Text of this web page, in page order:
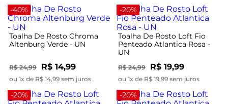
-40%
Toalha De Rosto Chroma
Altenburg Verde - UN
R$ 24,99 R$ 14,99
ou 1x de R$ 14,99 sem juros
-20%
Toalha De Rosto Loft Fio
Penteado Atlantica Rosa -
UN
R$ 24,99 R$ 19,99
ou 1x de R$ 19,99 sem juros
-20% -20%